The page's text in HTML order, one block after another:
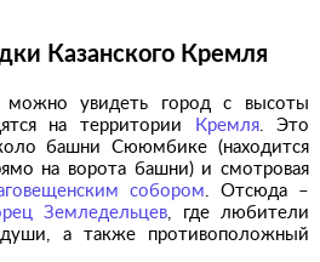
Казанского Кремля
можно увидеть город с высоты
на территории
Кремля. Это
башни Сююмбике (находится
на ворота башни) и смотровая
собором . Отсюда –
Земледельцев , где любители
а также противоположный